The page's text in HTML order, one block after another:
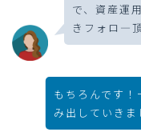
で、資産運
きフォロ―
もちろんです
み出していきま